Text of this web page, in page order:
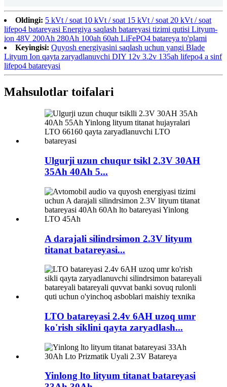
Oldingi: 5 kVt / soat 10 kVt / soat 15 kVt / soat 20 kVt / soat
lifepo4 batareyasi Energiya saqlash batareyasi tizimi qutisi Lityum-
ion 48V 200Ah 280Ah 100ah 60ah LiFePO4 batareya to'plami
Keyingisi: Quyosh energiyasini saqlash uchun yangi Blade
Lityum Ion qayta zaryadlanuvchi DIY 12v 3.2v 135ah lifepo4 a sinf
lifepo4 batareyasi
Mahsulotlar toifalari
Ulgurji uzun chuqur tsikl 2.3V 30AH
35Ah 40Ah 5...
A darajali silindrsimon 2.3V lityum
titanat batareyasi...
LTO batareyasi 2.4v 6AH uzoq umr
ko'rish siklini qayta zaryadlash...
Yinlong lto lityum titanat batareyasi